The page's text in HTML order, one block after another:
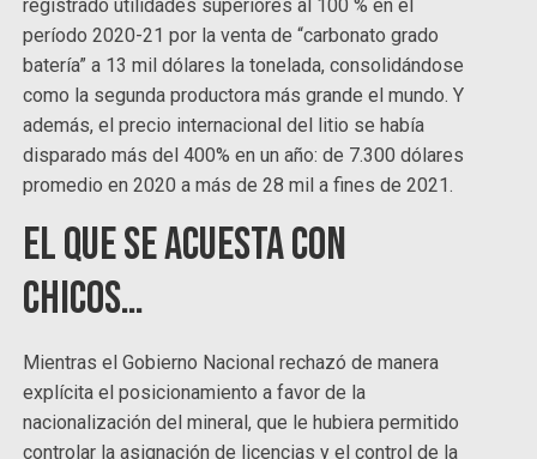
registrado utilidades superiores al 100 % en el
período 2020-21 por la venta de “carbonato grado
batería” a 13 mil dólares la tonelada, consolidándose
como la segunda productora más grande el mundo. Y
además, el precio internacional del litio se había
disparado más del 400% en un año: de 7.300 dólares
promedio en 2020 a más de 28 mil a fines de 2021.
El que se acuesta con
chicos…
Mientras el Gobierno Nacional rechazó de manera
explícita el posicionamiento a favor de la
nacionalización del mineral, que le hubiera permitido
controlar la asignación de licencias y el control de la